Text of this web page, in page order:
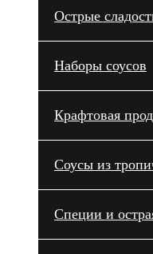
Острые
Наборы соусов
Крафтовая
Cоусы из
Специи и